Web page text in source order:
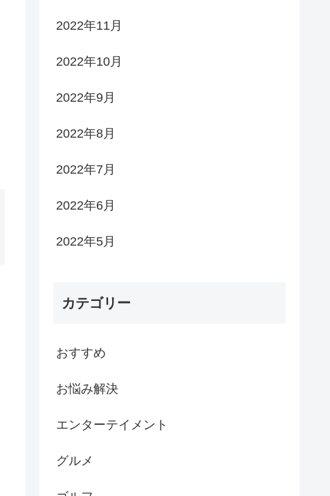
2022年11月
2022年10月
2022年9月
2022年8月
2022年7月
2022年6月
2022年5月
カテゴリー
おすすめ
お悩み解決
エンターテイメント
グルメ